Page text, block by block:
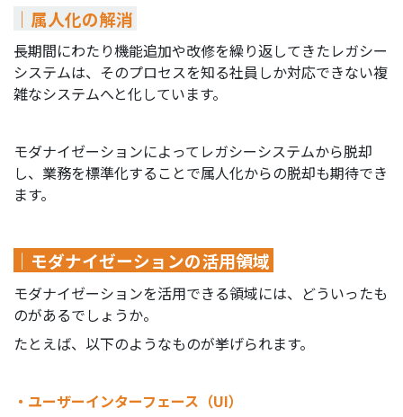
｜属人化の解消
長期間にわたり機能追加や改修を繰り返してきたレガシー
システムは、そのプロセスを知る社員しか対応できない複
雑なシステムへと化しています。
モダナイゼーションによってレガシーシステムから脱却
し、業務を標準化することで属人化からの脱却も期待でき
ます。
｜モダナイゼーションの活用領域
モダナイゼーションを活用できる領域には、どういったも
のがあるでしょうか。
たとえば、以下のようなものが挙げられます。
・ユーザーインターフェース（UI）